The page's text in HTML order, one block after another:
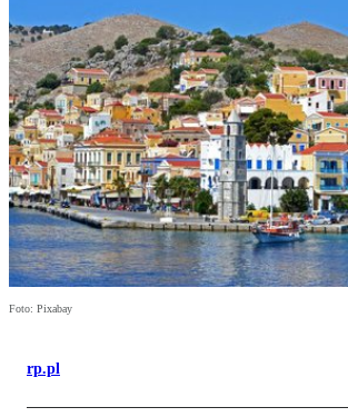
Foto: Pixabay
rp.pl